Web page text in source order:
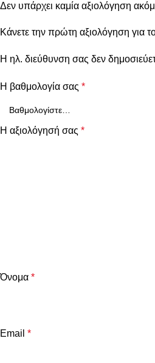
Δεν υπάρχει καμία αξιολόγηση
Κάνετε την πρώτη αξιολόγηση για
Η ηλ. διεύθυνση σας δεν
Η βαθμολογία σας *
Η αξιολόγησή σας *
Όνομα *
Email *